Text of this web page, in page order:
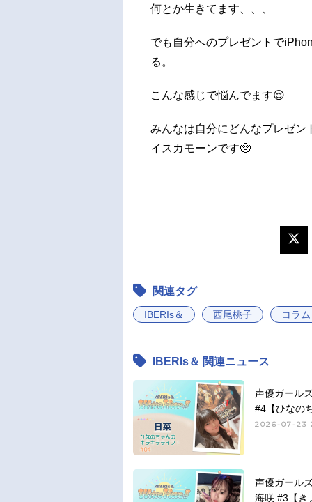
何とか生きてます、、、
でも自分へのプレゼントで
る。
こんな感じで悩んでます😌
みんなは自分にどんなプレゼ
イスカモーンです🥺
関連タグ
IBERIs＆ 西尾桃子 コラム
IBERIs＆ 関連ニュース
声優ガール
#4【ひなの
2026-07-23
声優ガール
海咲 #3【き